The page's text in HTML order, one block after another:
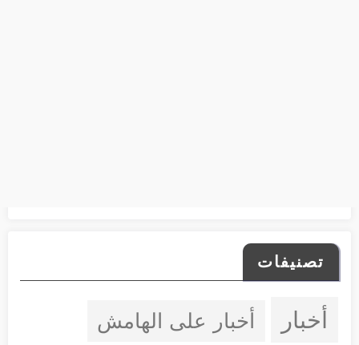
تصنيفات
أخبار أخبار على الهامش